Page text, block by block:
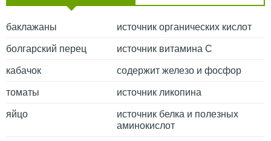
баклажаны источник органических кислот
болгарский перец источник витамина С
кабачок содержит железо и фосфор
томаты источник ликопина
яйцо
источник белка и полезных
аминокислот